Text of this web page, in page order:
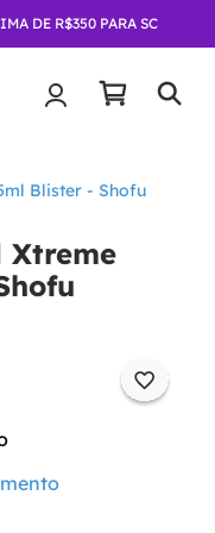
DE R$350 PARA SC
Blister - Shofu
Xtreme